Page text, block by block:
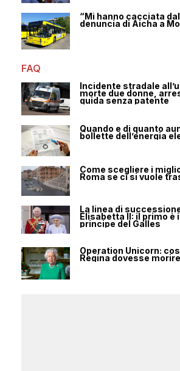
“Mi hanno cacciata
denuncia di Aicha a
FAQ
Incidente stradale
morte due donne,
guida senza patente
Quando e di quanto
bollette dell’energia
Come scegliere i
Roma se ci si vuole
La linea di
Elisabetta II: il primo è
principe del Galles
Operation Unicorn:
Regina dovesse